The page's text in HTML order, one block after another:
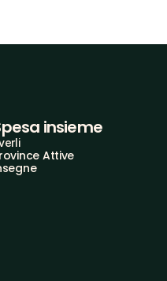
insieme
Attive